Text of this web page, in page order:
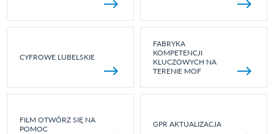
CYFROWE LUBELSKIE
FABRYKA
KOMPETENCJI
KLUCZOWYCH NA
TERENIE MOF
FILM OTWÓRZ SIĘ NA
POMOC
GPR AKTUALIZACJA